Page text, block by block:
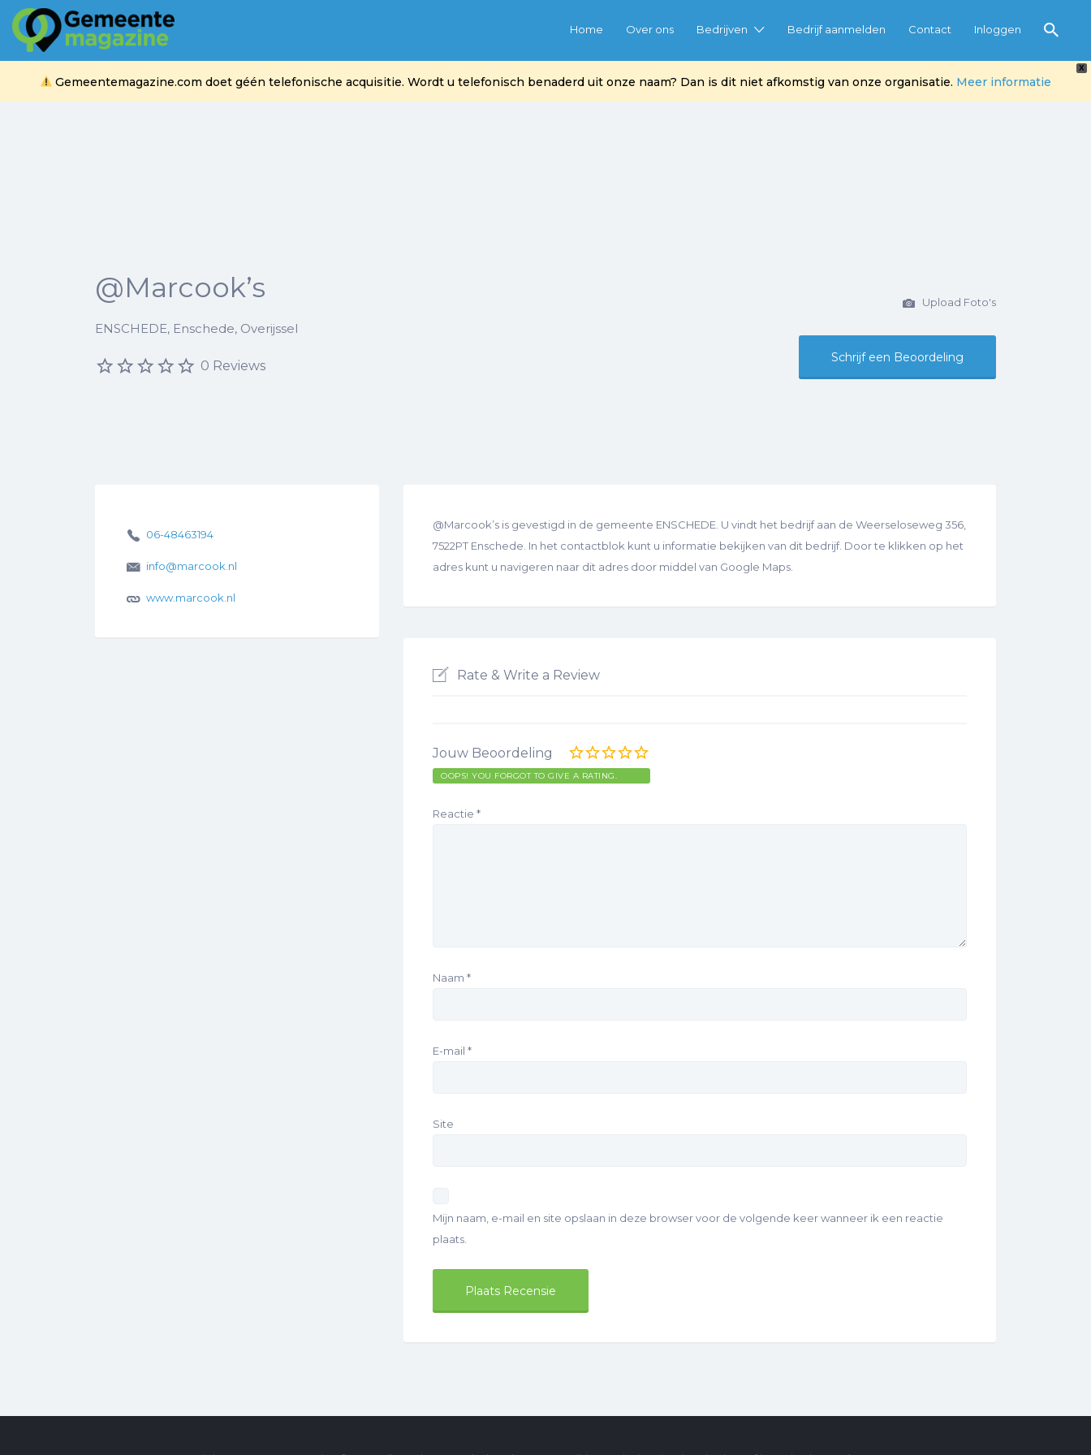
X
Gemeentemagazine.com doet géén telefonische acquisitie. Wordt u telefonisch benaderd uit onze naam? Dan is dit niet afkomstig van onze organisatie. Meer informatie
Home Over ons Bedrijven Bedrijf aanmelden Contact Inloggen
Zoek
naar:
@Marcook’s
ENSCHEDE, Enschede, Overijssel
0 Reviews
Upload Foto's
Schrijf een Beoordeling
06-48463194
info@marcook.nl
www.marcook.nl
@Marcook’s is gevestigd in de gemeente ENSCHEDE. U vindt het bedrijf aan de Weerseloseweg 356,
7522PT Enschede. In het contactblok kunt u informatie bekijken van dit bedrijf. Door te klikken op het
adres kunt u navigeren naar dit adres door middel van Google Maps.
Rate & Write a Review
Jouw Beoordeling
OOPS! YOU FORGOT TO GIVE A RATING.
Reactie *
Naam *
E-mail *
Site
Mijn naam, e-mail en site opslaan in deze browser voor de volgende keer wanneer ik een reactie
plaats.